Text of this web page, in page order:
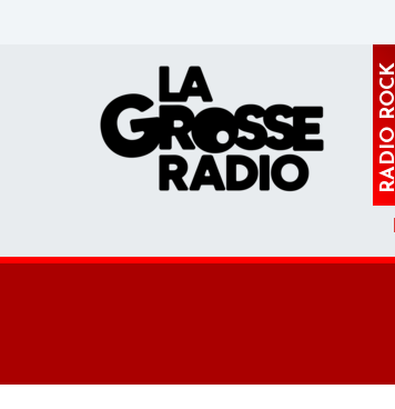
RADIO
ROCK